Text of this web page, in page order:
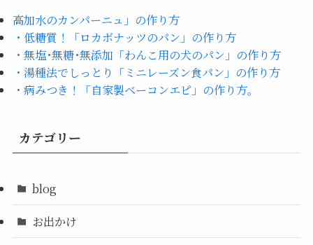
高加水のカンパーニュ」の作り方
・低糖質！「ロカボナッツのパン」の作り方
・無塩･無糖･無添加「わんこ用の犬のパン」の作り方
・湯種法でしっとり「ミニレーズン食パン」の作り方
・病みつき！「自家製ベーコンエピ」の作り方。
カテゴリー
blog
お出かけ